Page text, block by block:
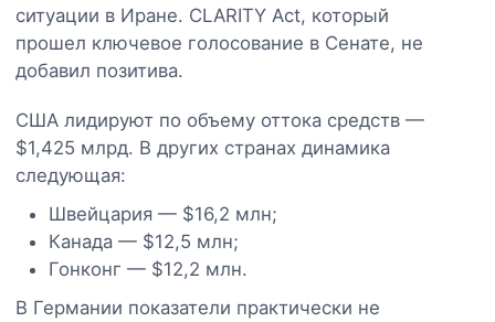
ситуации в Иране. CLARITY Act, который
прошел ключевое голосование в Сенате, не
добавил позитива.
США лидируют по объему оттока средств —
$1,425 млрд. В других странах динамика
следующая:
Швейцария — $16,2 млн;
Канада — $12,5 млн;
Гонконг — $12,2 млн.
В Германии показатели практически не